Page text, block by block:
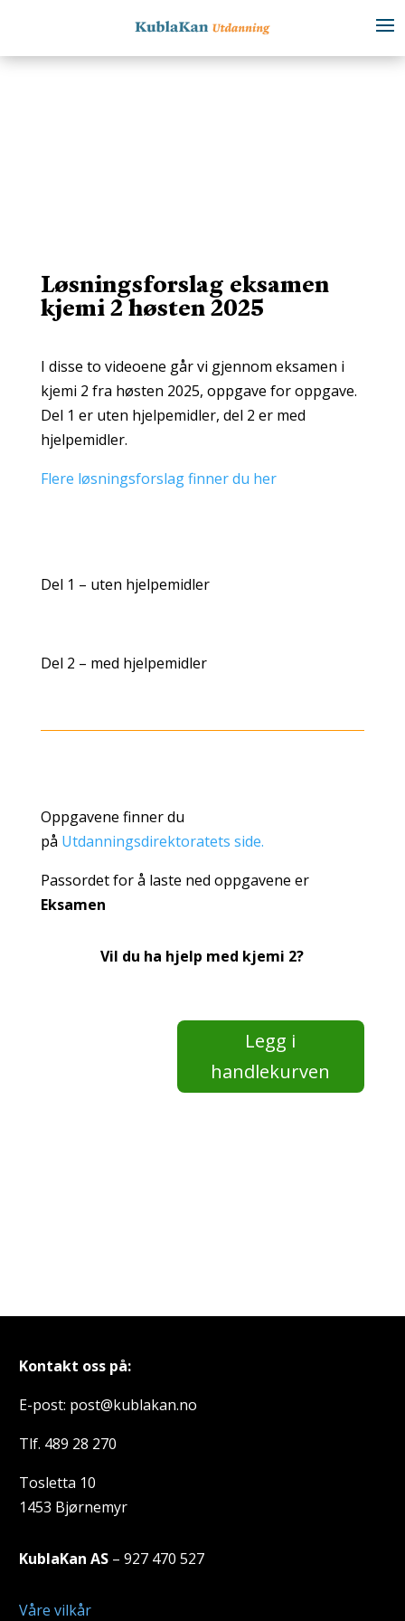
Løsningsforslag eksamen
kjemi 2 høsten 2025
I disse to videoene går vi gjennom eksamen i
kjemi 2 fra høsten 2025, oppgave for oppgave.
Del 1 er uten hjelpemidler, del 2 er med
hjelpemidler.
Flere løsningsforslag finner du her
Del 1 – uten hjelpemidler
Del 2 – med hjelpemidler
Oppgavene finner du
på Utdanningsdirektoratets side.
Passordet for å laste ned oppgavene er
Eksamen
Vil du ha hjelp med kjemi 2?
Kjemi
antall
Legg i
handlekurven
Kontakt oss på:
E-post: post@kublakan.no
Tlf. 489 28 270
Tosletta 10
1453 Bjørnemyr
KublaKan AS – 927 470 527
Våre vilkår